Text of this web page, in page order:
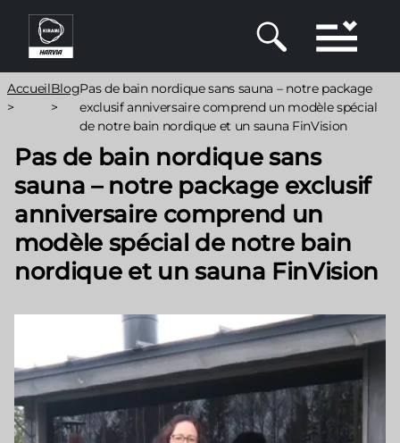
Aller
contenu
principal
Fil
d'Ariane
Accueil
>
Blog
>
Pas de bain nordique sans sauna – notre package
exclusif anniversaire comprend un modèle spécial
de notre bain nordique et un sauna FinVision
Pas de bain nordique sans
sauna – notre package exclusif
anniversaire comprend un
modèle spécial de notre bain
nordique et un sauna FinVision